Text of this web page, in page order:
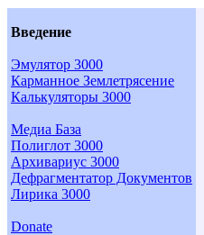
Введение
Эмулятор 3000
Карманное Землетрясение
Калькуляторы 3000
Медиа База
Полиглот 3000
Архивариус 3000
Дефрагментатор Документов
Лирика 3000
Donate